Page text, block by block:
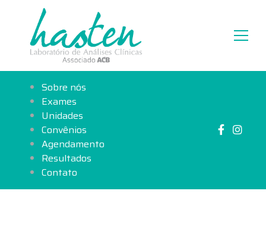
Sobre nós
Exames
Unidades
Convênios
Agendamento
Resultados
Contato